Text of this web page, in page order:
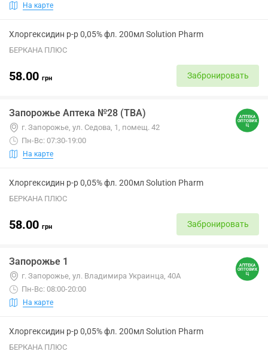
На карте
Хлоргексидин р-р 0,05% фл. 200мл Solution Pharm
БЕРКАНА ПЛЮС
58.00 грн Забронировать
Запорожье Аптека №28 (ТВА)
г. Запорожье, ул. Седова, 1, помещ. 42
Пн-Вс: 07:30-19:00
На карте
Хлоргексидин р-р 0,05% фл. 200мл Solution Pharm
БЕРКАНА ПЛЮС
58.00 грн Забронировать
Запорожье 1
г. Запорожье, ул. Владимира Украинца, 40А
Пн-Вс: 08:00-20:00
На карте
Хлоргексидин р-р 0,05% фл. 200мл Solution Pharm
БЕРКАНА ПЛЮС